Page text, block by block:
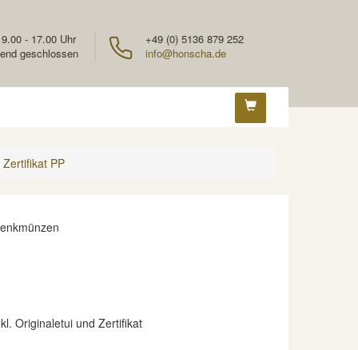
+49 (0) 5136 879 252
info@honscha.de
- 17.00 Uhr
geschlossen
PP
Originaletui und Zertifikat